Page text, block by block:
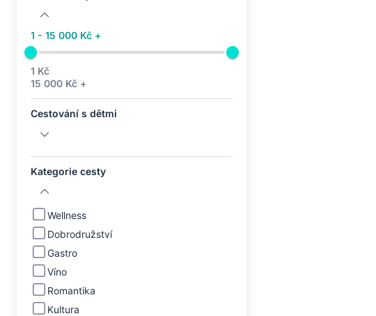
1 - 15 000 Kč +
1 Kč
15 000 Kč +
Cestování s dětmi
Kategorie cesty
Wellness
Dobrodružství
Gastro
Víno
Romantika
Kultura